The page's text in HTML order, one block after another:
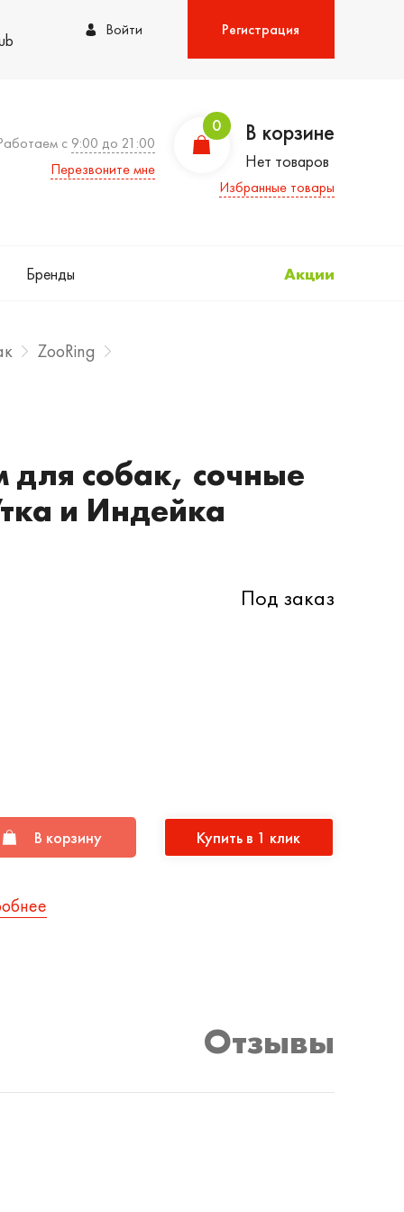
Войти Регистрация
с 9:00 до 21:00
Перезвоните мне
0 В корзине
Нет товаров
Избранные товары
Бренды Акции
ZooRing
собак, сочные
и Индейка
Под заказ
В корзину Купить в 1 клик
Отзывы